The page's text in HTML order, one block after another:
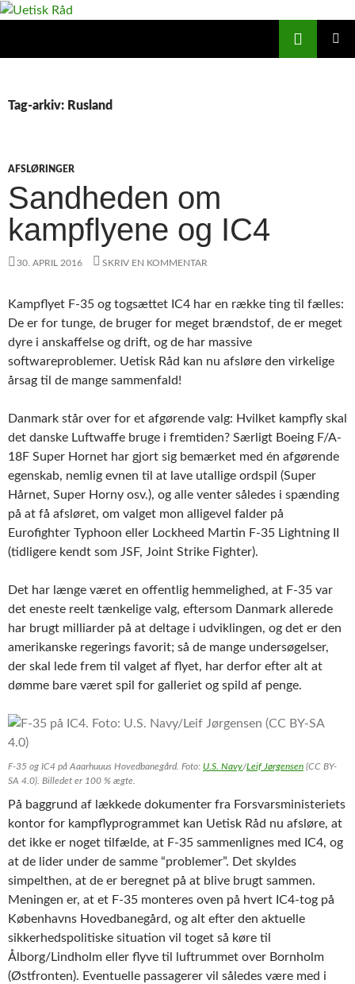
Hop
Tag-arkiv: Rusland
AFSLØRINGER
Sandheden om
kampflyene og IC4
30. APRIL 2016 SKRIV EN KOMMENTAR
Kampflyet F-35 og togsættet IC4 har en række ting til fælles:
De er for tunge, de bruger for meget brændstof, de er meget
dyre i anskaffelse og drift, og de har massive
softwareproblemer. Uetisk Råd kan nu afsløre den virkelige
årsag til de mange sammenfald!
Danmark står over for et afgørende valg: Hvilket kampfly skal
det danske Luftwaffe bruge i fremtiden? Særligt Boeing F/A-
18F Super Hornet har gjort sig bemærket med én afgørende
egenskab, nemlig evnen til at lave utallige ordspil (Super
Hårnet, Super Horny osv.), og alle venter således i spænding
på at få afsløret, om valget mon alligevel falder på
Eurofighter Typhoon eller Lockheed Martin F-35 Lightning II
(tidligere kendt som JSF, Joint Strike Fighter).
Det har længe været en offentlig hemmelighed, at F-35 var
det eneste reelt tænkelige valg, eftersom Danmark allerede
har brugt milliarder på at deltage i udviklingen, og det er den
amerikanske regerings favorit; så de mange undersøgelser,
der skal lede frem til valget af flyet, har derfor efter alt at
dømme bare været spil for galleriet og spild af penge.
F-35 og IC4 på Aaarhuuus Hovedbanegård. Foto: U.S. Navy/Leif Jørgensen (CC BY-
SA 4.0). Billedet er 100 % ægte.
På baggrund af lækkede dokumenter fra Forsvarsministeriets
kontor for kampflyprogrammet kan Uetisk Råd nu afsløre, at
det ikke er noget tilfælde, at F-35 sammenlignes med IC4, og
at de lider under de samme “problemer”. Det skyldes
simpelthen, at de er beregnet på at blive brugt sammen.
Meningen er, at et F-35 monteres oven på hvert IC4-tog på
Københavns Hovedbanegård, og alt efter den aktuelle
sikkerhedspolitiske situation vil toget så køre til
Ålborg/Lindholm eller flyve til luftrummet over Bornholm
(Østfronten). Eventuelle passagerer vil således være med i